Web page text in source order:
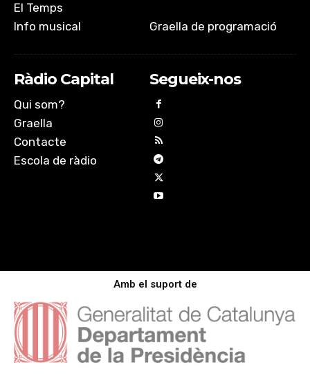
El Temps
Info musical
Graella de programació
Ràdio Capital
Qui som?
Graella
Contacte
Escola de ràdio
Segueix-nos
Amb el suport de